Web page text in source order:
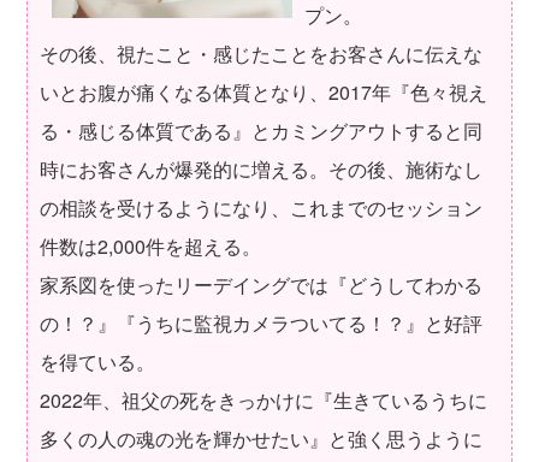
プン。
その後、視たこと・感じたことをお客さんに伝えな
いとお腹が痛くなる体質となり、2017年『色々視え
る・感じる体質である』とカミングアウトすると同
時にお客さんが爆発的に増える。その後、施術なし
の相談を受けるようになり、これまでのセッション
件数は2,000件を超える。
家系図を使ったリーデイングでは『どうしてわかる
の！？』『うちに監視カメラついてる！？』と好評
を得ている。
2022年、祖父の死をきっかけに『生きているうちに
多くの人の魂の光を輝かせたい』と強く思うように